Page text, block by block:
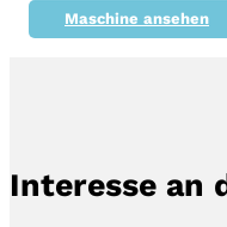
Maschine ansehen
Interesse an